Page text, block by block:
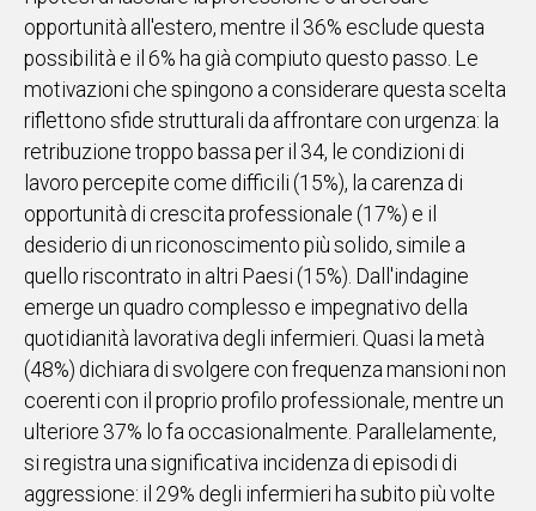
opportunità all'estero, mentre il 36% esclude questa
possibilità e il 6% ha già compiuto questo passo. Le
motivazioni che spingono a considerare questa scelta
riflettono sfide strutturali da affrontare con urgenza: la
retribuzione troppo bassa per il 34, le condizioni di
lavoro percepite come difficili (15%), la carenza di
opportunità di crescita professionale (17%) e il
desiderio di un riconoscimento più solido, simile a
quello riscontrato in altri Paesi (15%). Dall'indagine
emerge un quadro complesso e impegnativo della
quotidianità lavorativa degli infermieri. Quasi la metà
(48%) dichiara di svolgere con frequenza mansioni non
coerenti con il proprio profilo professionale, mentre un
ulteriore 37% lo fa occasionalmente. Parallelamente,
si registra una significativa incidenza di episodi di
aggressione: il 29% degli infermieri ha subito più volte